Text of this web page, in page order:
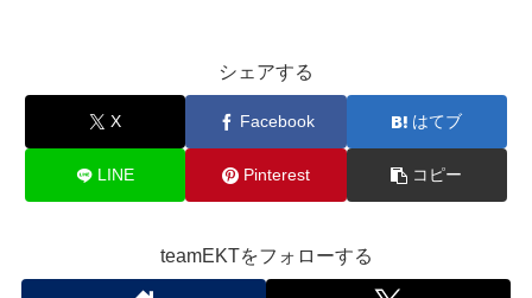
シェアする
X Facebook はてブ
LINE Pinterest コピー
teamEKTをフォローする